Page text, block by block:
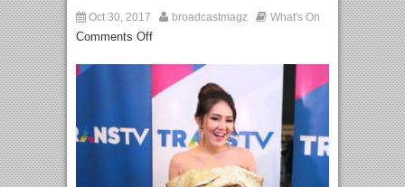
Oct 30, 2017 broadcastmagz What's On
Comments Off